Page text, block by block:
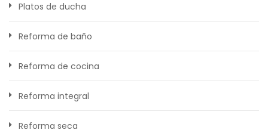
Platos de ducha
Reforma de baño
Reforma de cocina
Reforma integral
Reforma seca